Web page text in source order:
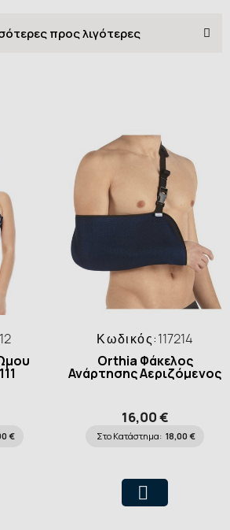
€
Κωδικός:117214
Orthia Φάκελος
Ανάρτησης Αεριζόμενος
16,00 €
Στο Κατάστημα: 18,00 €